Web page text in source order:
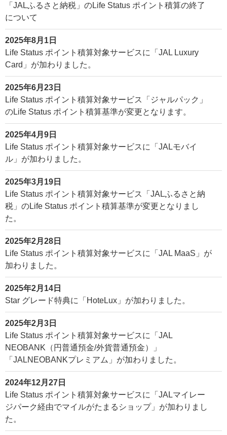
「JALふるさと納税」のLife Status ポイント積算の終了
について
2025年8月1日
Life Status ポイント積算対象サービスに「JAL Luxury
Card」が加わりました。
2025年6月23日
Life Status ポイント積算対象サービス「ジャルパック」
のLife Status ポイント積算基準が変更となります。
2025年4月9日
Life Status ポイント積算対象サービスに「JALモバイ
ル」が加わりました。
2025年3月19日
Life Status ポイント積算対象サービス「JALふるさと納
税」のLife Status ポイント積算基準が変更となりまし
た。
2025年2月28日
Life Status ポイント積算対象サービスに「JAL MaaS」が
加わりました。
2025年2月14日
Star グレード特典に「HoteLux」が加わりました。
2025年2月3日
Life Status ポイント積算対象サービスに「JAL
NEOBANK（円普通預金/外貨普通預金）」
「JALNEOBANKプレミアム」が加わりました。
2024年12月27日
Life Status ポイント積算対象サービスに「JALマイレー
ジパーク経由でマイルがたまるショップ」が加わりまし
た。